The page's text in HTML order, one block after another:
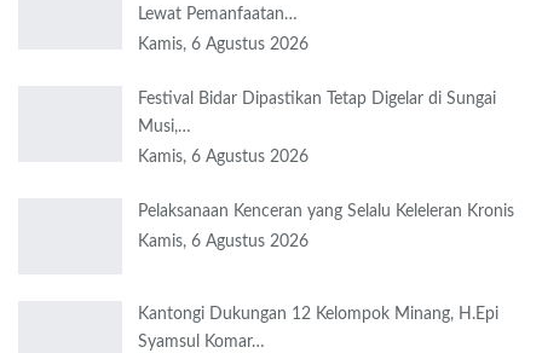
Lewat Pemanfaatan…
Kamis, 6 Agustus 2026
Festival Bidar Dipastikan Tetap Digelar di Sungai
Musi,…
Kamis, 6 Agustus 2026
Pelaksanaan Kenceran yang Selalu Keleleran Kronis
Kamis, 6 Agustus 2026
Kantongi Dukungan 12 Kelompok Minang, H.Epi
Syamsul Komar…